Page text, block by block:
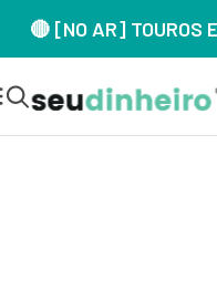
🔴 [NO AR] TOUROS